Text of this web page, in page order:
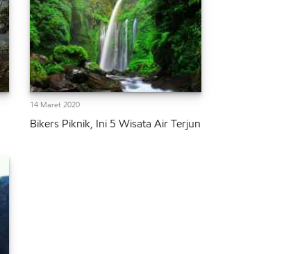
14 Maret 2020
Bikers Piknik, Ini 5 Wisata Air Terjun